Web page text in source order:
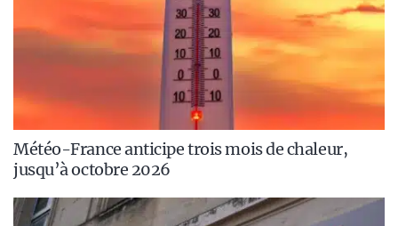
Météo-France anticipe trois mois de chaleur,
jusqu’à octobre 2026